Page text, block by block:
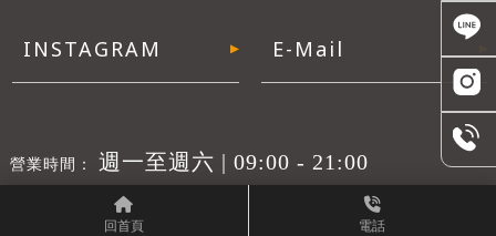
回首頁 電話
週一至週六 | 09:00 - 21:00
週一至週日 | 24小時